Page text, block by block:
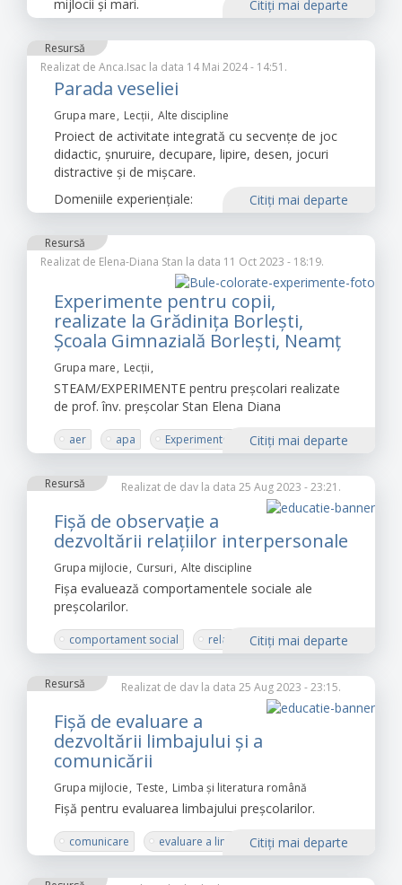
mijlocii și mari.
Citiţi mai departe
Resursă
Realizat de Anca.Isac la data 14 Mai 2024 - 14:51.
Parada veseliei
Grupa mare Lecții Alte discipline
Proiect de activitate integrată cu secvențe de joc
didactic, șnuruire, decupare, lipire, desen, jocuri
distractive și de mișcare.
Domeniile experiențiale:
Citiţi mai departe
Resursă
Realizat de Elena-Diana Stan la data 11 Oct 2023 - 18:19.
Experimente pentru copii,
realizate la Grădiniţa Borleşti,
Şcoala Gimnazială Borleşti, Neamţ
Grupa mare Lecții
STEAM/EXPERIMENTE pentru preșcolari realizate
de prof. înv. preșcolar Stan Elena Diana
aer apa Experimente
prescolari
Citiţi mai departe
Resursă Realizat de dav la data 25 Aug 2023 - 23:21.
Fișă de observație a
dezvoltării relaţiilor interpersonale
Grupa mijlocie Cursuri Alte discipline
Fișa evaluează comportamentele sociale ale
preșcolarilor.
comportament social
relatii interpersonale
Citiţi mai departe
Resursă Realizat de dav la data 25 Aug 2023 - 23:15.
Fișă de evaluare a
dezvoltării limbajului și a
comunicării
Grupa mijlocie Teste Limba şi literatura română
Fișă pentru evaluarea limbajului preșcolarilor.
comunicare
evaluare a limbajuluiCitiţi mai departe